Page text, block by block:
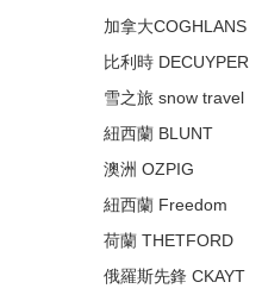
加拿大COGHLANS
比利時 DECUYPER
雪之旅 snow travel
紐西蘭 BLUNT
澳洲 OZPIG
紐西蘭 Freedom
荷蘭 THETFORD
俄羅斯先鋒 CKAYT